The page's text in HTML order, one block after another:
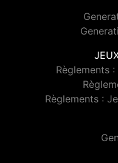
Règlements
Règlements :